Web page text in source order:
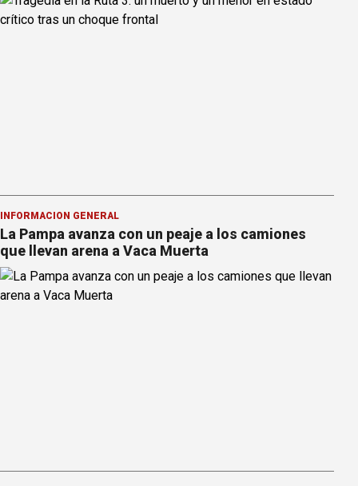
INFORMACION GENERAL
La Pampa avanza con un peaje a los camiones
que llevan arena a Vaca Muerta